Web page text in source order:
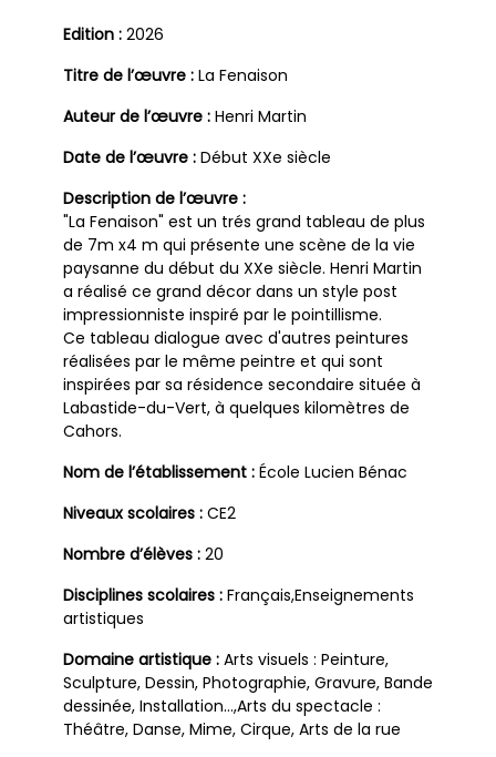
Edition : 2026
Titre de l’œuvre : La Fenaison
Auteur de l’œuvre : Henri Martin
Date de l’œuvre : Début XXe siècle
Description de l’œuvre :
"La Fenaison" est un trés grand tableau de plus
de 7m x4 m qui présente une scène de la vie
paysanne du début du XXe siècle. Henri Martin
a réalisé ce grand décor dans un style post
impressionniste inspiré par le pointillisme.
Ce tableau dialogue avec d'autres peintures
réalisées par le même peintre et qui sont
inspirées par sa résidence secondaire située à
Labastide-du-Vert, à quelques kilomètres de
Cahors.
Nom de l’établissement : École Lucien Bénac
Niveaux scolaires : CE2
Nombre d’élèves : 20
Disciplines scolaires : Français,Enseignements
artistiques
Domaine artistique : Arts visuels : Peinture,
Sculpture, Dessin, Photographie, Gravure, Bande
dessinée, Installation…,Arts du spectacle :
Théâtre, Danse, Mime, Cirque, Arts de la rue